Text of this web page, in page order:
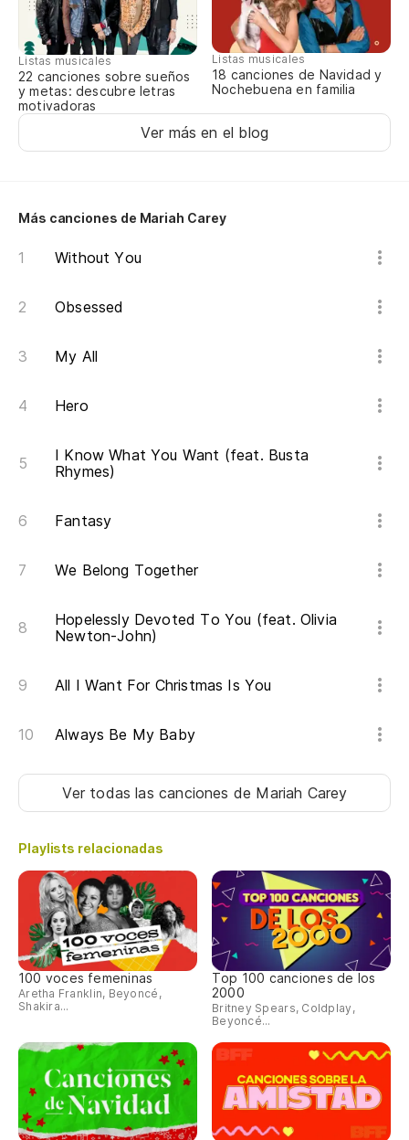
Listas musicales
22 canciones sobre sueños
y metas: descubre letras
motivadoras
Listas musicales
18 canciones de Navidad y
Nochebuena en familia
Ver más en el blog
Más canciones de Mariah Carey
Without You
Obsessed
My All
Hero
I Know What You Want (feat. Busta
Rhymes)
Fantasy
We Belong Together
Hopelessly Devoted To You (feat. Olivia
Newton-John)
All I Want For Christmas Is You
Always Be My Baby
Ver todas las canciones de Mariah Carey
Playlists relacionadas
100 voces femeninas
Aretha Franklin, Beyoncé,
Shakira...
Top 100 canciones de los
2000
Britney Spears, Coldplay,
Beyoncé...